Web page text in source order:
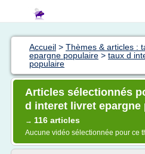
Accueil > Thèmes & articles :
epargne populaire > taux d
populaire
Articles sélectionnés
d interet livret epargne
→ 116 articles
Aucune vidéo sélectionnée pour ce